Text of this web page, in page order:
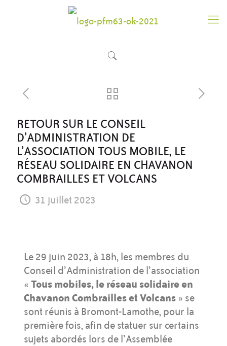
RETOUR SUR LE CONSEIL
D’ADMINISTRATION DE
L’ASSOCIATION TOUS MOBILE, LE
RÉSEAU SOLIDAIRE EN CHAVANON
COMBRAILLES ET VOLCANS
31 juillet 2023
Le 29 juin 2023, à 18h, les membres du
Conseil d’Administration de l’association
« Tous mobiles, le réseau solidaire en
Chavanon Combrailles et Volcans» se
sont réunis à Bromont-Lamothe, pour la
première fois, afin de statuer sur certains
sujets abordés lors de l’Assemblée